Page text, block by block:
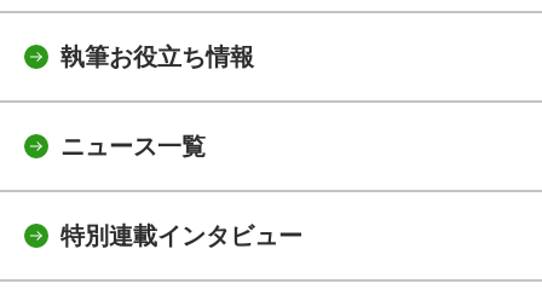
執筆お役立ち情報
ニュース一覧
特別連載インタビュー